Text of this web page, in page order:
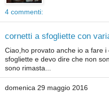
4 commenti:
cornetti a sfogliette con
Ciao,ho provato anche io a fare
sfogliette e devo dire che non
sono rimasta...
domenica 29 maggio 2016